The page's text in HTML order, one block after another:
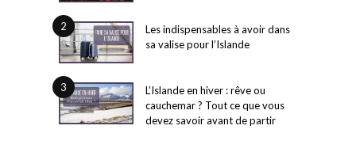
2
Les indispensables à avoir dans
sa valise pour l’Islande
3
L’Islande en hiver : rêve ou
cauchemar ? Tout ce que vous
devez savoir avant de partir